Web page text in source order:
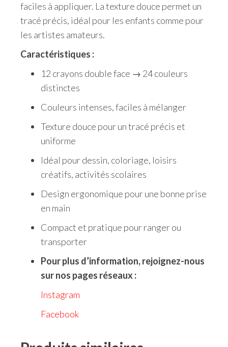
faciles à appliquer. La texture douce permet un
tracé précis, idéal pour les enfants comme pour
les artistes amateurs.
Caractéristiques :
12 crayons double face → 24 couleurs
distinctes
Couleurs intenses, faciles à mélanger
Texture douce pour un tracé précis et
uniforme
Idéal pour dessin, coloriage, loisirs
créatifs, activités scolaires
Design ergonomique pour une bonne prise
en main
Compact et pratique pour ranger ou
transporter
Pour plus d’information, rejoignez-nous
sur nos pages réseaux :
Instagram
Facebook